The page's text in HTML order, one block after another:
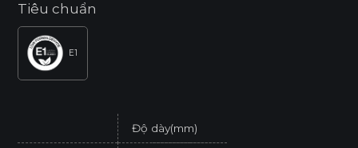
Tiêu chuẩn
E1
Độ dày(mm)